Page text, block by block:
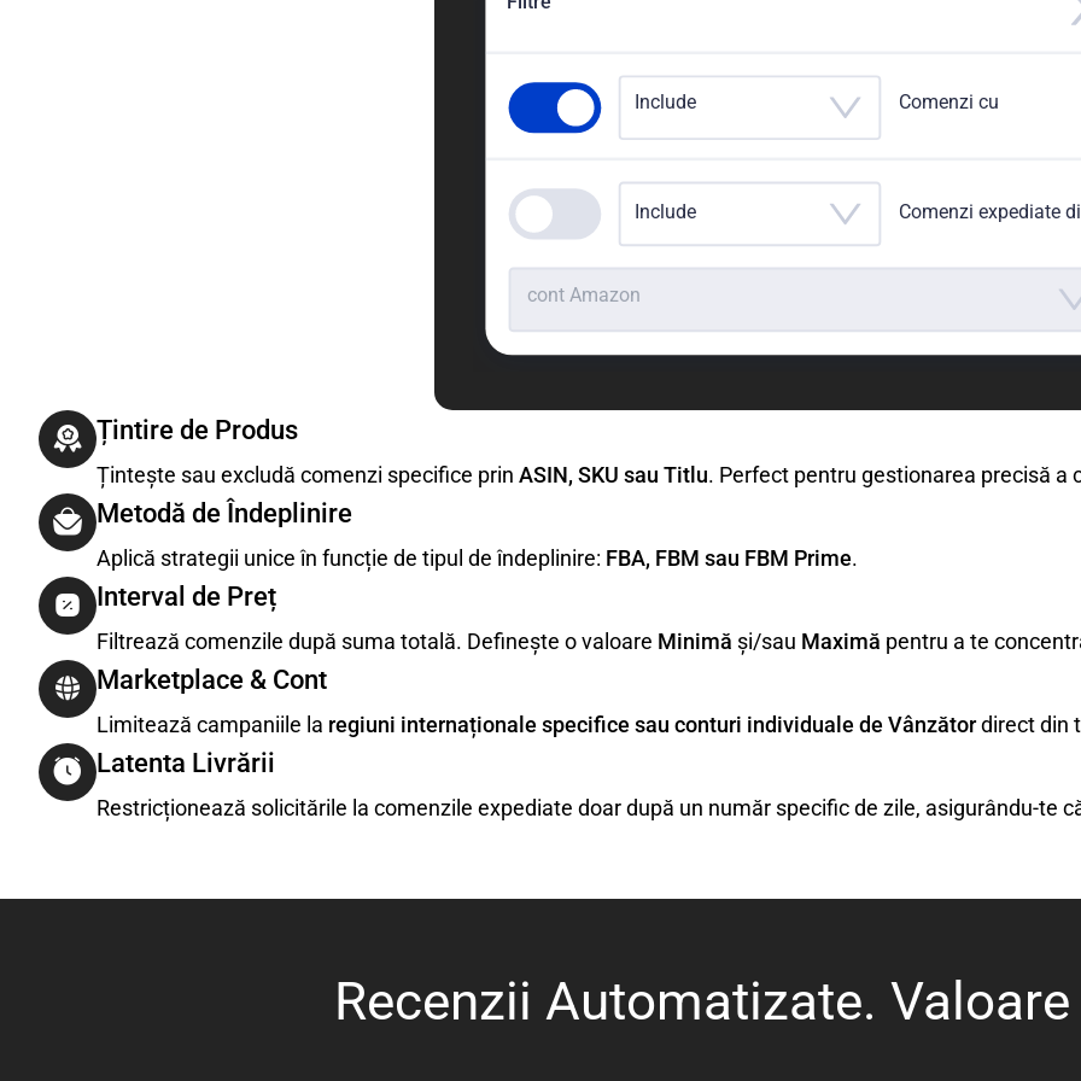
Include Comenzi cu
Include Comenzi expediate
cont Amazon
Țintire de Produs
Țintește sau excludă comenzi specifice prin ASIN, SKU sau Titlu. Perfect pentru gestionarea precisă a
Metodă de Îndeplinire
Aplică strategii unice în funcție de tipul de îndeplinire: FBA, FBM sau FBM Prime.
Interval de Preț
Filtrează comenzile după suma totală. Definește o valoare Minimă și/sau Maximă pentru a te
Marketplace & Cont
Limitează campaniile la regiuni internaționale specifice sau conturi individuale de Vânzătordirect din
Latenta Livrării
Restricționează solicitările la comenzile expediate doar după un număr specific de zile, asigurându-te
Recenzii Automatizate.